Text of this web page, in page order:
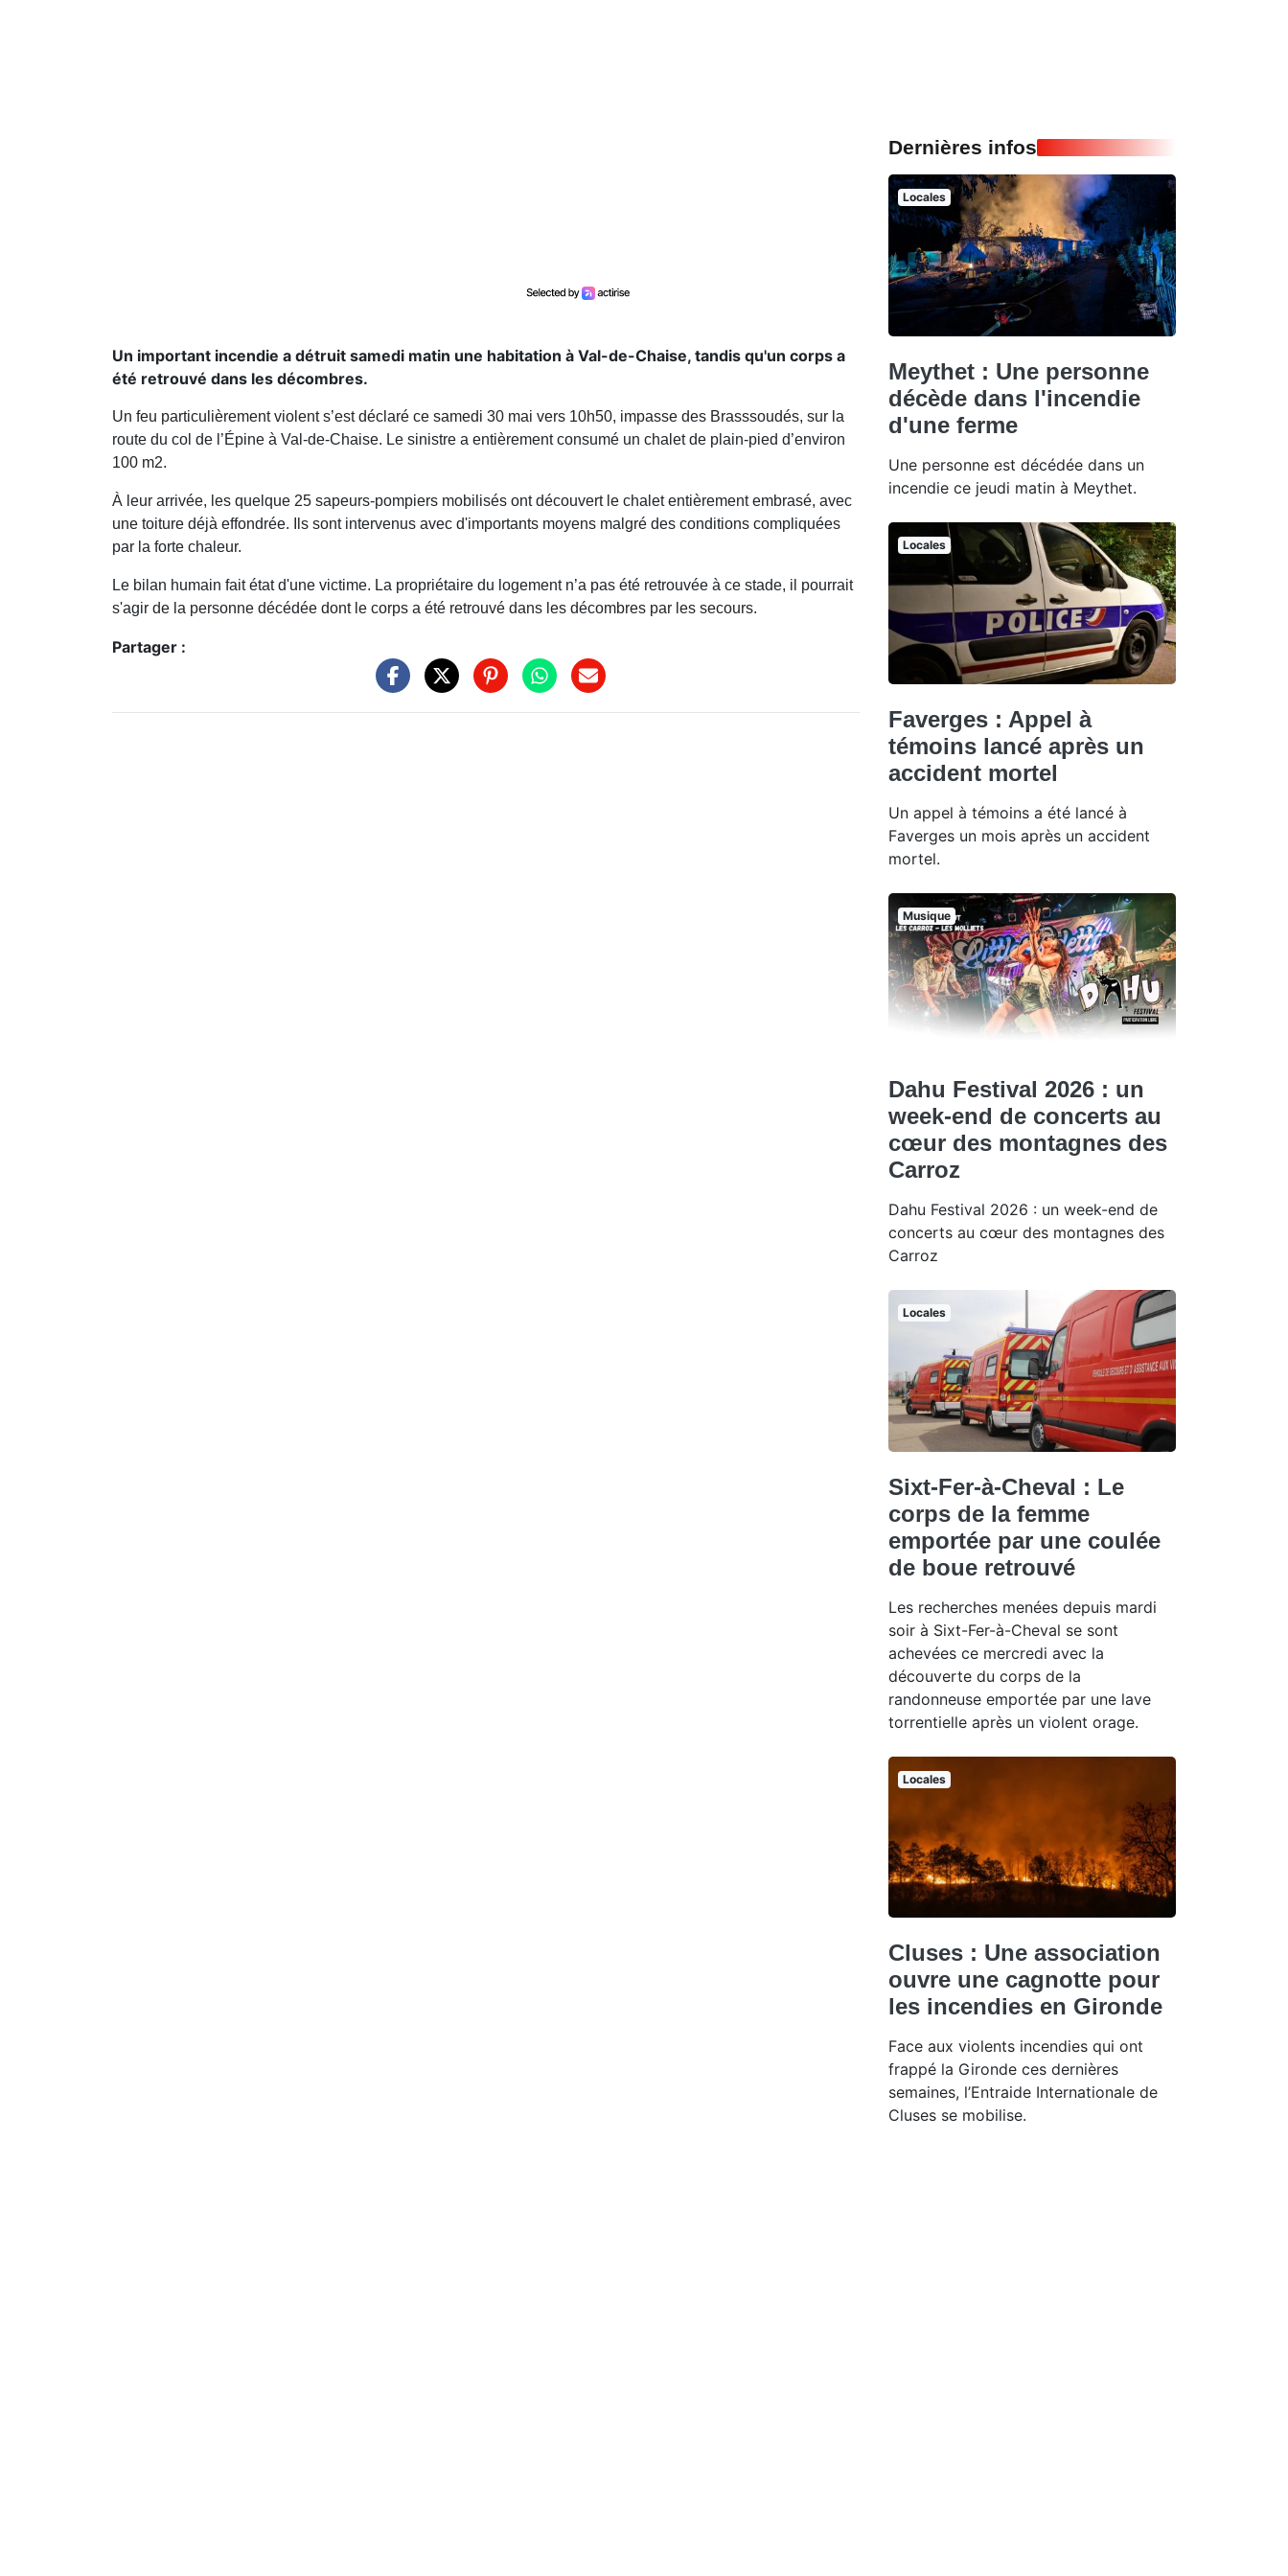
Un important incendie a détruit samedi matin une habitation à Val-de-Chaise, tandis qu'un corps a
été retrouvé dans les décombres.
Un feu particulièrement violent s’est déclaré ce samedi 30 mai vers 10h50, impasse des Brasssoudés, sur la
route du col de l’Épine à Val-de-Chaise. Le sinistre a entièrement consumé un chalet de plain-pied d’environ
100 m2.
À leur arrivée, les quelque 25 sapeurs-pompiers mobilisés ont découvert le chalet entièrement embrasé, avec
une toiture déjà effondrée. Ils sont intervenus avec d'importants moyens malgré des conditions compliquées
par la forte chaleur.
Le bilan humain fait état d'une victime. La propriétaire du logement n’a pas été retrouvée à ce stade, il pourrait
s'agir de la personne décédée dont le corps a été retrouvé dans les décombres par les secours.
Partager :
Dernières infos
Locales
Meythet : Une personne
décède dans l'incendie
d'une ferme
Une personne est décédée dans un
incendie ce jeudi matin à Meythet.
Locales
Faverges : Appel à
témoins lancé après un
accident mortel
Un appel à témoins a été lancé à
Faverges un mois après un accident
mortel.
Musique
Dahu Festival 2026 : un
week-end de concerts au
cœur des montagnes des
Carroz
Dahu Festival 2026 : un week-end de
concerts au cœur des montagnes des
Carroz
Locales
Sixt-Fer-à-Cheval : Le
corps de la femme
emportée par une coulée
de boue retrouvé
Les recherches menées depuis mardi
soir à Sixt-Fer-à-Cheval se sont
achevées ce mercredi avec la
découverte du corps de la
randonneuse emportée par une lave
torrentielle après un violent orage.
Locales
Cluses : Une association
ouvre une cagnotte pour
les incendies en Gironde
Face aux violents incendies qui ont
frappé la Gironde ces dernières
semaines, l’Entraide Internationale de
Cluses se mobilise.